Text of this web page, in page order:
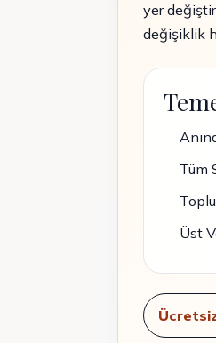
yer
değişiklik
Tüm
Üst